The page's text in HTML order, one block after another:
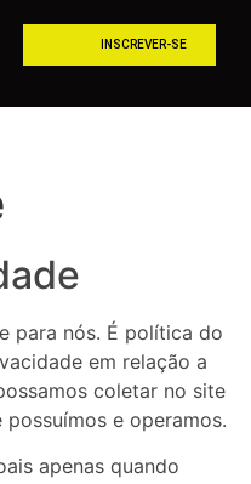
INSCREVER-SE
para nós. É política do
em relação a
coletar no site
e operamos.
apenas quando